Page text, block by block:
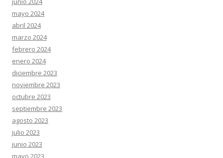
mayo 2024
abril 2024
marzo 2024
febrero 2024
enero 2024
diciembre 2023
noviembre 2023
octubre 2023
septiembre 2023
agosto 2023
julio 2023
junio 2023
mayo 2023